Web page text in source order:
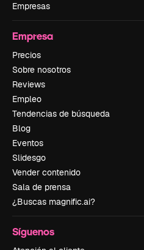
Empresas
Empresa
Precios
Sobre nosotros
Reviews
Empleo
Tendencias de búsqueda
Blog
Eventos
Slidesgo
Vender contenido
Sala de prensa
¿Buscas magnific.ai?
Síguenos